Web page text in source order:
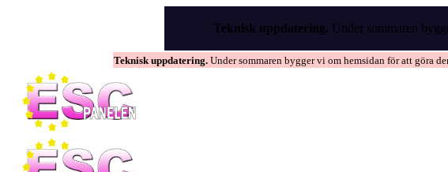
Teknisk uppdatering. Under sommaren
Teknisk uppdatering. Under sommaren bygger vi om hemsidan för att göra